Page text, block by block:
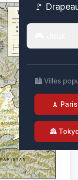
🚩
🏙️ Villes
🗼 Paris
🏯